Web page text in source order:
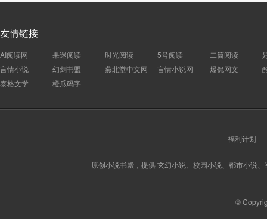
友情链接
AI阅读网 果迷阅读 时光阅读 5号阅读 二筒阅读
言情小说
幻剑书盟 燕北堂中文网 言情小说网 爆侃网文
泰格文学
橙瓜码字
福利计划
原创小说书殿，提供 玄幻小说、校园小说、都市小说
©